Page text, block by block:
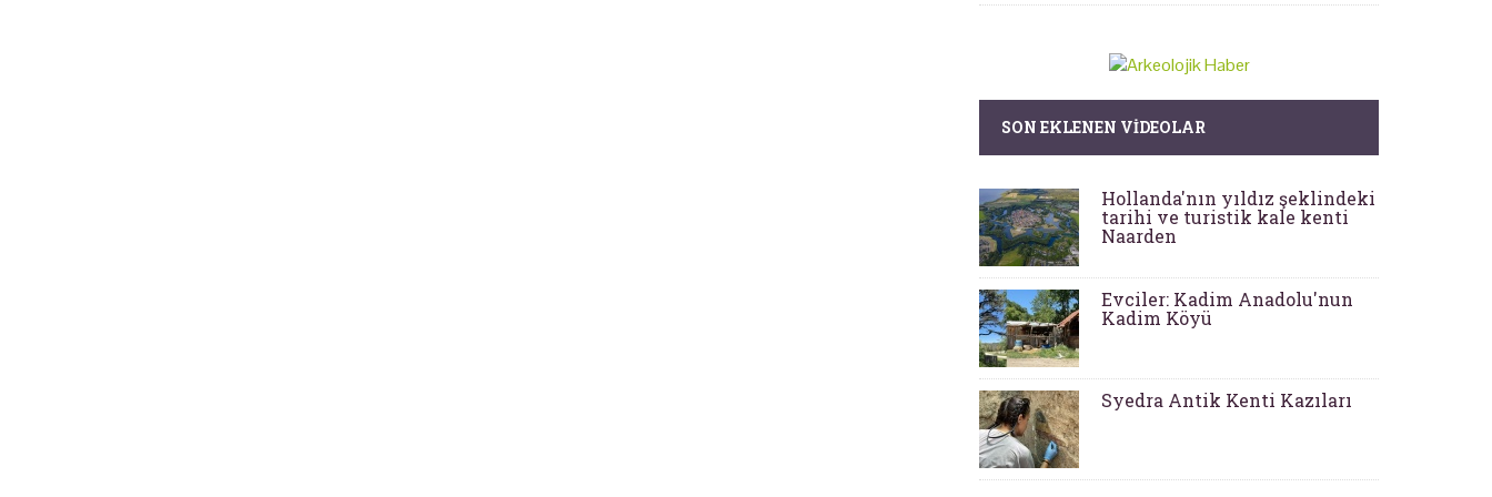
SON EKLENEN VIDEOLAR
Hollanda'nın yıldız şeklindeki
tarihi ve turistik kale kenti
Naarden
Evciler: Kadim Anadolu'nun
Kadim Köyü
Syedra Antik Kenti Kazıları